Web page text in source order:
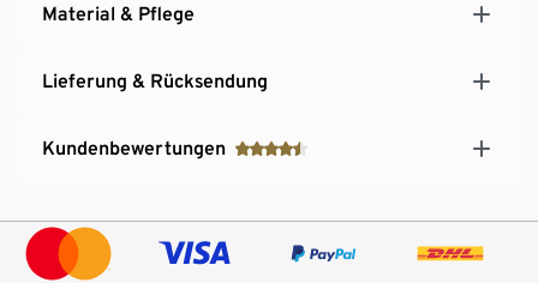
Material & Pflege
Lieferung & Rücksendung
Kundenbewertungen